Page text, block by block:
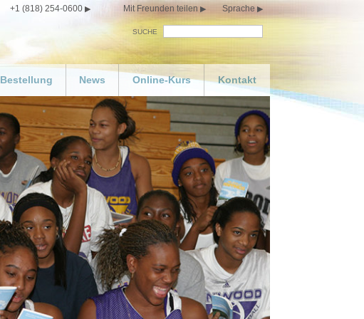
+1 (818) 254-0600 Mit Freunden teilen Sprache
SUCHE
Bestellung
Gestalten Sie Ihren eigenen
Weg zum Glücklichsein
Materialien bestellen
Spenden
News Online-Kurs Kontakt